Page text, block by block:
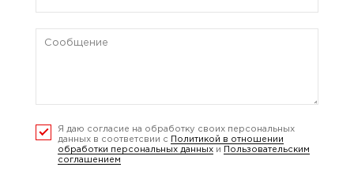
Я даю согласие на обработку своих персональных
данных в соответсвии с
Политикой в отношении
обработки персональных данных и
Пользовательским
соглашением